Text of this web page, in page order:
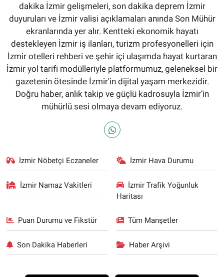
dakika İzmir gelişmeleri, son dakika deprem İzmir
duyuruları ve İzmir valisi açıklamaları anında Son Mühür
ekranlarında yer alır. Kentteki ekonomik hayatı
destekleyen İzmir iş ilanları, turizm profesyonelleri için
İzmir otelleri rehberi ve şehir içi ulaşımda hayat kurtaran
İzmir yol tarifi modülleriyle platformumuz, geleneksel bir
gazetenin ötesinde İzmir'in dijital yaşam merkezidir.
Doğru haber, anlık takip ve güçlü kadrosuyla İzmir’in
mühürlü sesi olmaya devam ediyoruz.
İzmir Nöbetçi Eczaneler İzmir Hava Durumu
İzmir Namaz Vakitleri
İzmir Trafik Yoğunluk
Haritası
Puan Durumu ve Fikstür Tüm Manşetler
Son Dakika Haberleri Haber Arşivi